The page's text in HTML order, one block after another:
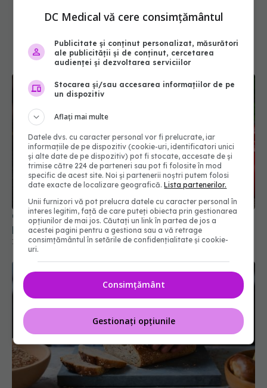
Cum se taie corect ceapa, potrivit unui bucătar
18 mar 2026, 19:58
Cum să obții felii de pâine perfecte de fiecare
dată. Secretul stă în poziționarea pâinii
DC Medical vă cere consimțământul
Publicitate și conținut personalizat, măsurători
ale publicității și de conținut, cercetarea
audienței și dezvoltarea serviciilor
Stocarea și/sau accesarea informațiilor de pe
un dispozitiv
Aflați mai multe
Datele dvs. cu caracter personal vor fi prelucrate, iar
informațiile de pe dispozitiv (cookie-uri, identificatori unici
și alte date de pe dispozitiv) pot fi stocate, accesate de și
trimise către 224 de parteneri sau pot fi folosite în mod
specific de acest site. Noi și partenerii noștri putem folosi
date exacte de localizare geografică.Lista partenerilor.
Unii furnizori vă pot prelucra datele cu caracter personal în
interes legitim, față de care puteți obiecta prin gestionarea
opțiunilor de mai jos. Căutați un link în partea de jos a
acestei pagini pentru a gestiona sau a vă retrage
consimțământul în setările de confidențialitate și cookie-
uri.
Consimțământ
Gestionați opțiunile